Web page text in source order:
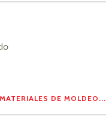
DE MOLDEO...